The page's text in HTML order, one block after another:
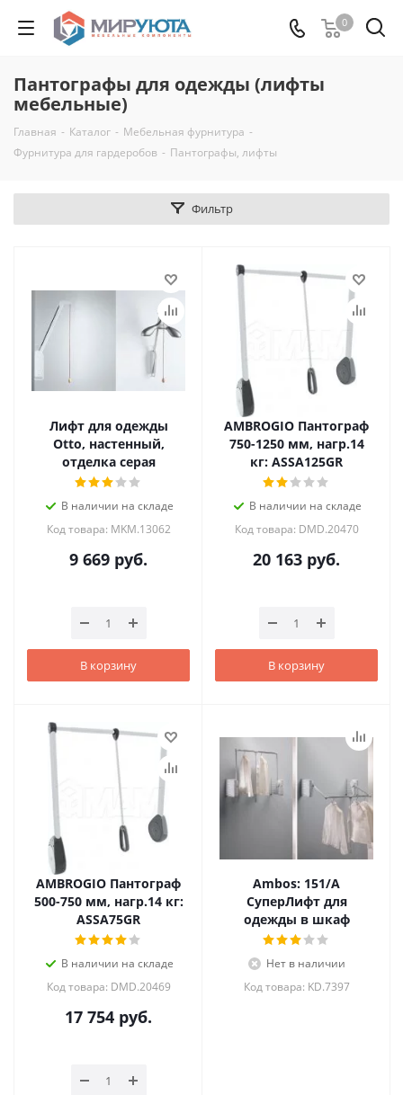
0
Пантографы для одежды (лифты
мебельные)
Главная - Каталог - Мебельная фурнитура -
Фурнитура для гардеробов - Пантографы, лифты
Фильтр
Лифт для одежды
Otto, настенный,
отделка серая
В наличии на складе
Код товара: MKM.13062
9 669 руб.
В корзину
AMBROGIO Пантограф
750-1250 мм, нагр.14
кг: ASSA125GR
В наличии на складе
Код товара: DMD.20470
20 163 руб.
В корзину
AMBROGIO Пантограф
500-750 мм, нагр.14 кг:
ASSA75GR
В наличии на складе
Код товара: DMD.20469
17 754 руб.
Ambos: 151/А
СуперЛифт для
одежды в шкаф
Нет в наличии
Код товара: KD.7397